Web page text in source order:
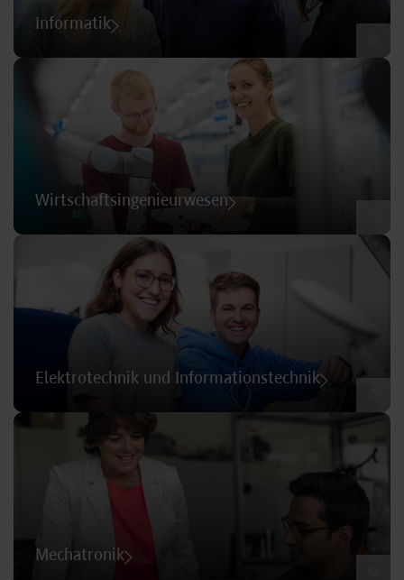
Informatik
Wirtschaftsingenieurwesen
Elektrotechnik und Informationstechnik
Mechatronik